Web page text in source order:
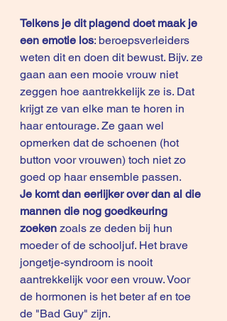
Telkens je dit plagend doet maak je
een emotie los: beroepsverleiders
weten dit en doen dit bewust. Bijv. ze
gaan aan een mooie vrouw niet
zeggen hoe aantrekkelijk ze is. Dat
krijgt ze van elke man te horen in
haar entourage. Ze gaan wel
opmerken dat de schoenen (hot
button voor vrouwen) toch niet zo
goed op haar ensemble passen.
Je komt dan eerlijker over dan al die
mannen die nog goedkeuring
zoeken zoals ze deden bij hun
moeder of de schooljuf. Het brave
jongetje-syndroom is nooit
aantrekkelijk voor een vrouw. Voor
de hormonen is het beter af en toe
de "Bad Guy" zijn.